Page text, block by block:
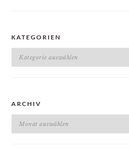
KATEGORIEN
Kategorien
ARCHIV
Archiv